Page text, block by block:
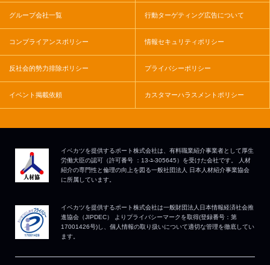
グループ会社一覧 行動ターゲティング広告について
コンプライアンスポリシー 情報セキュリティポリシー
反社会的勢力排除ポリシー プライバシーポリシー
イベント掲載依頼 カスタマーハラスメントポリシー